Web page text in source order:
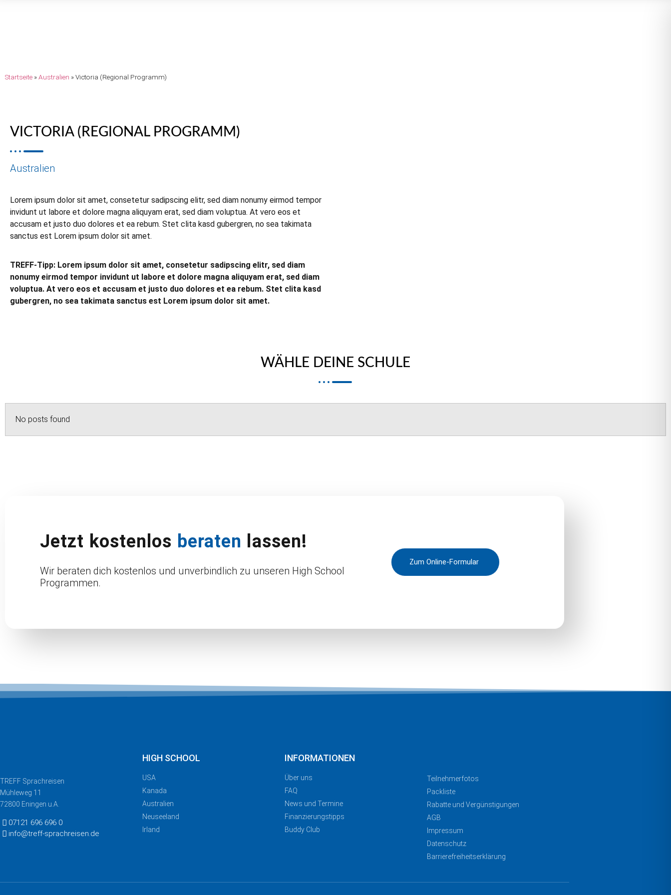
Startseite »Australien »Victoria (Regional Programm)
VICTORIA (REGIONAL PROGRAMM)
Australien
Lorem ipsum dolor sit amet, consetetur sadipscing elitr, sed diam nonumy eirmod tempor
invidunt ut labore et dolore magna aliquyam erat, sed diam voluptua. At vero eos et
accusam et justo duo dolores et ea rebum. Stet clita kasd gubergren, no sea takimata
sanctus est Lorem ipsum dolor sit amet.
TREFF-Tipp: Lorem ipsum dolor sit amet, consetetur sadipscing elitr, sed diam
nonumy eirmod tempor invidunt ut labore et dolore magna aliquyam erat, sed diam
voluptua. At vero eos et accusam et justo duo dolores et ea rebum. Stet clita kasd
gubergren, no sea takimata sanctus est Lorem ipsum dolor sit amet.
WÄHLE DEINE SCHULE
No posts found
Jetzt kostenlos beraten lassen!
Wir beraten dich kostenlos und unverbindlich zu unseren High School
Programmen.
Zum Online-Formular
TREFF Sprachreisen
Mühleweg 11
72800 Eningen u.A.
07121 696 696 0
info@treff-sprachreisen.de
HIGH SCHOOL
USA
Kanada
Australien
Neuseeland
Irland
INFORMATIONEN
Über uns
FAQ
News und Termine
Finanzierungstipps
Buddy Club
Teilnehmerfotos
Packliste
Rabatte und Vergünstigungen
AGB
Impressum
Datenschutz
Barrierefreiheitserklärung